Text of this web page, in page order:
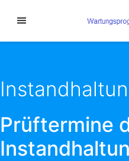
Prüftermine